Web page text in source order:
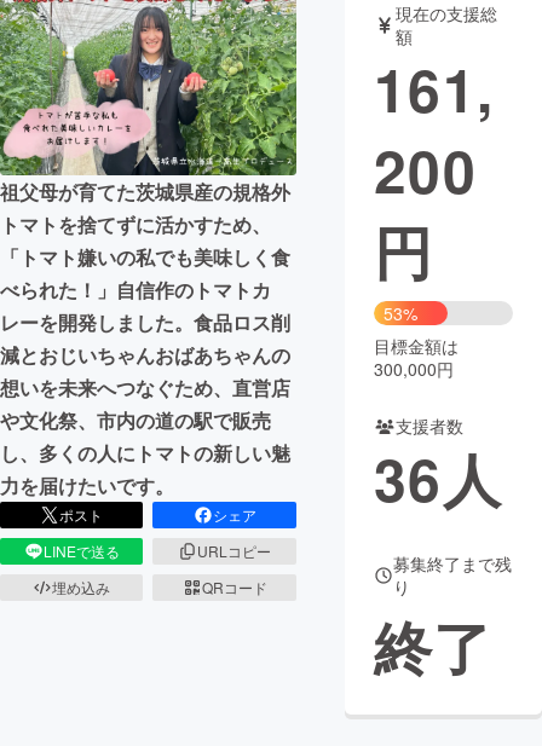
テクノロジー・ガジェット
映像・映画 書籍・雑誌
ビジネス・起業 チャレンジ
まちづくり・地域活性化
CAMPFIRE for Social Good
CAMPFIRE Creation
CAMPFIREふるさと納税
machi-ya コミュニティ
祖父母が育てた茨城県産の規格外
トマトを捨てずに活かすため、
「トマト嫌いの私でも美味しく食
べられた！」自信作のトマトカ
レーを開発しました。食品ロス削
減とおじいちゃんおばあちゃんの
想いを未来へつなぐため、直営店
や文化祭、市内の道の駅で販売
し、多くの人にトマトの新しい魅
力を届けたいです。
ポスト
シェア
LINEで送る
URLコピー
埋め込み
QRコード
現在の支援総
額
161,
200
円
53%
目標金額は
300,000円
支援者数
36人
募集終了まで残
り
終了